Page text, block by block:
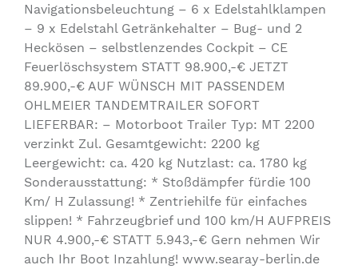
Navigationsbeleuchtung – 6 x Edelstahlklampen
– 9 x Edelstahl Getränkehalter – Bug- und 2
Heckösen – selbstlenzendes Cockpit – CE
Feuerlöschsystem STATT 98.900,-€ JETZT
89.900,-€ AUF WÜNSCH MIT PASSENDEM
OHLMEIER TANDEMTRAILER SOFORT
LIEFERBAR: – Motorboot Trailer Typ: MT 2200
verzinkt Zul. Gesamtgewicht: 2200 kg
Leergewicht: ca. 420 kg Nutzlast: ca. 1780 kg
Sonderausstattung: * Stoßdämpfer fürdie 100
Km/ H Zulassung! * Zentriehilfe für einfaches
slippen! * Fahrzeugbrief und 100 km/H AUFPREIS
NUR 4.900,-€ STATT 5.943,-€ Gern nehmen Wir
auch Ihr Boot Inzahlung! www.searay-berlin.de